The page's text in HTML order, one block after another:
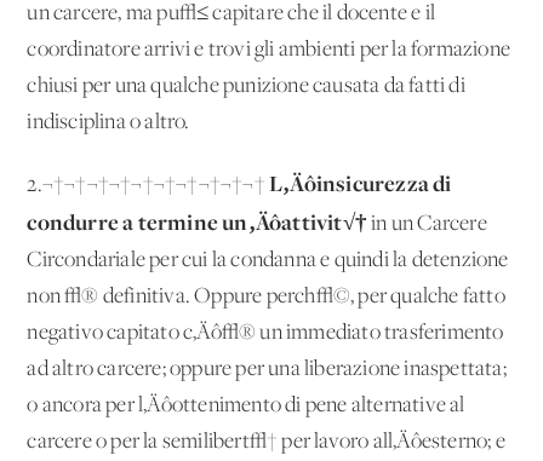
un carcere, ma pu√≤ capitare che il docente e il
coordinatore arrivi e trovi gli ambienti per la formazione
chiusi per una qualche punizione causata da fatti di
indisciplina o altro.
2.¬†¬†¬†¬†¬†¬†¬†¬†¬†¬†L‚Äôinsicurezza di
condurre a termine un‚Äôattivit√† in un Carcere
Circondariale per cui la condanna e quindi la detenzione
non √® definitiva. Oppure perch√©, per qualche fatto
negativo capitato c‚Äô√® un immediato trasferimento
ad altro carcere; oppure per una liberazione inaspettata;
o ancora per l‚Äôottenimento di pene alternative al
carcere o per la semilibert√† per lavoro all‚Äôesterno; e